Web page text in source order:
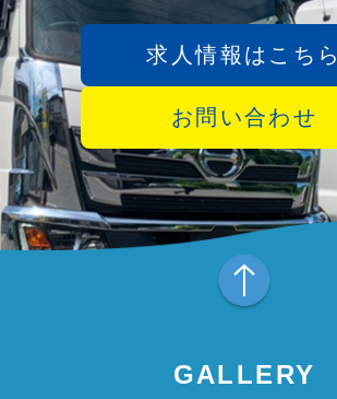
求人情報はこちら
お問い合わせ
GALLERY